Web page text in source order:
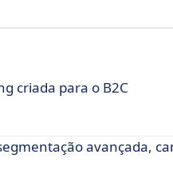
criada para o B2C
avançada,